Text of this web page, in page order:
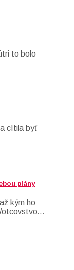
to bolo
cítila byť
plány
kým ho
otcovstvo…